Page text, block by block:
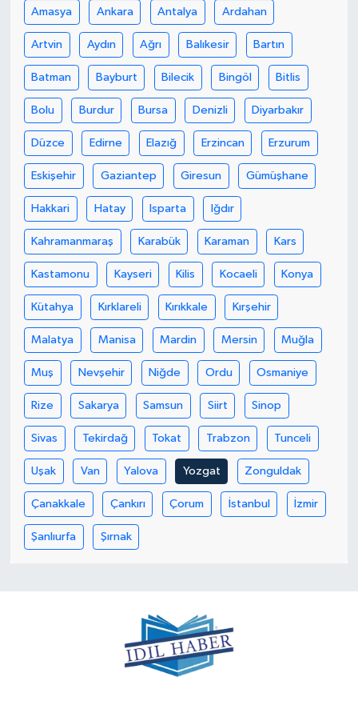
Amasya Ankara Antalya Ardahan
Artvin Aydın Ağrı Balıkesir Bartın
Batman Bayburt Bilecik Bingöl Bitlis
Bolu Burdur Bursa Denizli Diyarbakır
Düzce Edirne Elazığ Erzincan Erzurum
Eskişehir Gaziantep Giresun Gümüşhane
Hakkari Hatay Isparta Iğdır
Kahramanmaraş Karabük Karaman Kars
Kastamonu Kayseri Kilis Kocaeli Konya
Kütahya Kırklareli Kırıkkale Kırşehir
Malatya Manisa Mardin Mersin Muğla
Muş Nevşehir Niğde Ordu Osmaniye
Rize Sakarya Samsun Siirt Sinop
Sivas Tekirdağ Tokat Trabzon Tunceli
Uşak Van Yalova Yozgat Zonguldak
Çanakkale Çankırı Çorum İstanbul İzmir
Şanlıurfa Şırnak